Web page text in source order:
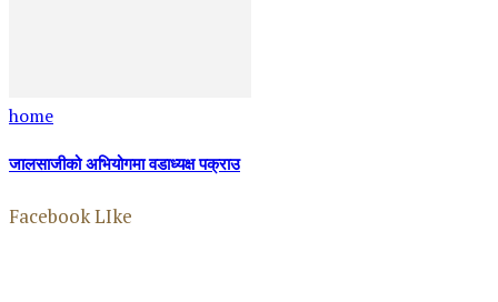
home
जालसाजीको अभियोगमा वडाध्यक्ष पक्राउ
Facebook LIke